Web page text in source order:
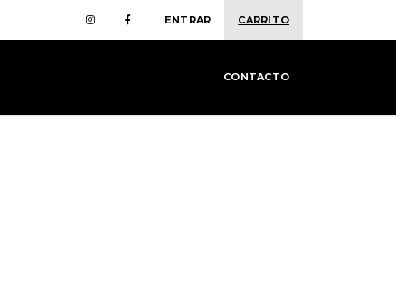
ENTRAR CARRITO
CONTACTO